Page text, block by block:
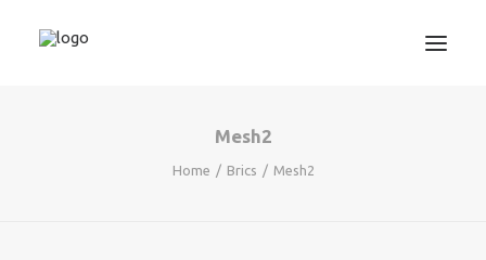
Mesh2
Home Brics Mesh2